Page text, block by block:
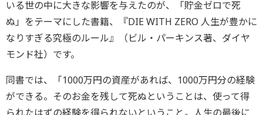
いる世の中に大きな影響を与えたのが、「貯金ゼロで死
ぬ」をテーマにした書籍、『DIE WITH ZERO 人生が豊かに
なりすぎる究極のルール』（ビル・パーキンス著、ダイヤ
モンド社）です。
同書では、「1000万円の資産があれば、1000万円分の経験
ができる。そのお金を残して死ぬということは、使って得